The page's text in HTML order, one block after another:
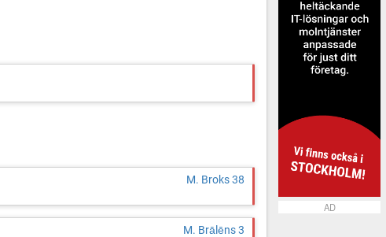
M. Broks 38
M. Brālēns 3
AD